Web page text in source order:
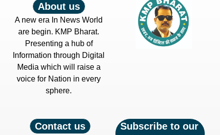
About us
A new era In News World
are begin. KMP Bharat.
Presenting a hub of
Information through Digital
Media which will raise a
voice for Nation in every
sphere.
Contact us
Subscribe to our